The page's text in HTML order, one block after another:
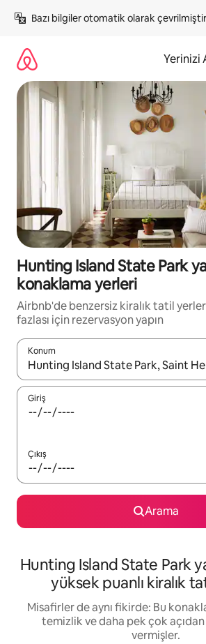
atla
Bazı bilgiler otomatik olarak
Yerinizi
Hunting Island State Park
konaklama yerleri
Airbnb'de benzersiz kiralık tatil
fazlası için rezervasyon yapın
Konum
Sonuçlar kullanılabilir olduğunda
Giriş
Çıkış
Arama
Hunting Island State Park
yüksek puanlı kiralık
Misafirler de aynı fikirde: Bu
temizlik ve daha pek çok
vermişler.